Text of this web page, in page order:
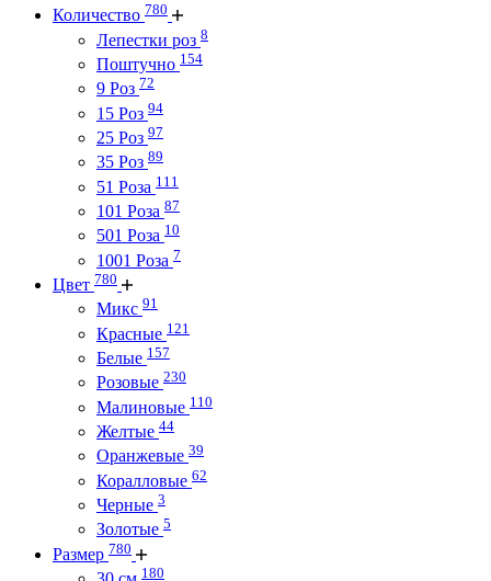
Количество 780
Лепестки роз 8
Поштучно 154
9 Роз 72
15 Роз 94
25 Роз 97
35 Роз 89
51 Роза 111
101 Роза 87
501 Роза 10
1001 Роза 7
Цвет 780
Микс 91
Красные 121
Белые 157
Розовые 230
Малиновые 110
Желтые 44
Оранжевые 39
Коралловые 62
Черные 3
Золотые 5
Размер 780
180